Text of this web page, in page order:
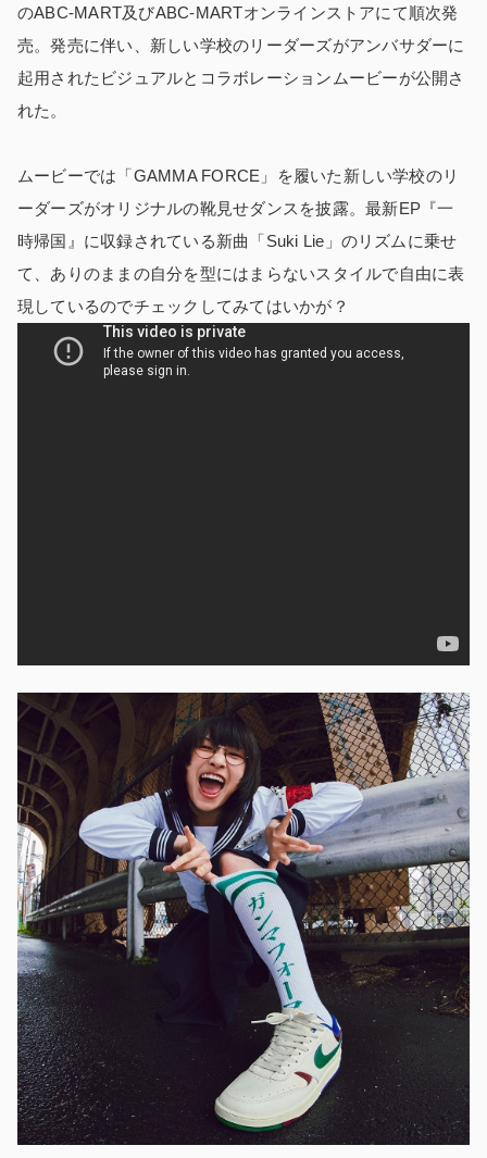
のABC-MART及びABC-MARTオンラインストアにて順次発
売。発売に伴い、新しい学校のリーダーズがアンバサダーに
起用されたビジュアルとコラボレーションムービーが公開さ
れた。
ムービーでは「GAMMA FORCE」を履いた新しい学校のリ
ーダーズがオリジナルの靴見せダンスを披露。最新EP『一
時帰国』に収録されている新曲「Suki Lie」のリズムに乗せ
て、ありのままの自分を型にはまらないスタイルで自由に表
現しているのでチェックしてみてはいかが？